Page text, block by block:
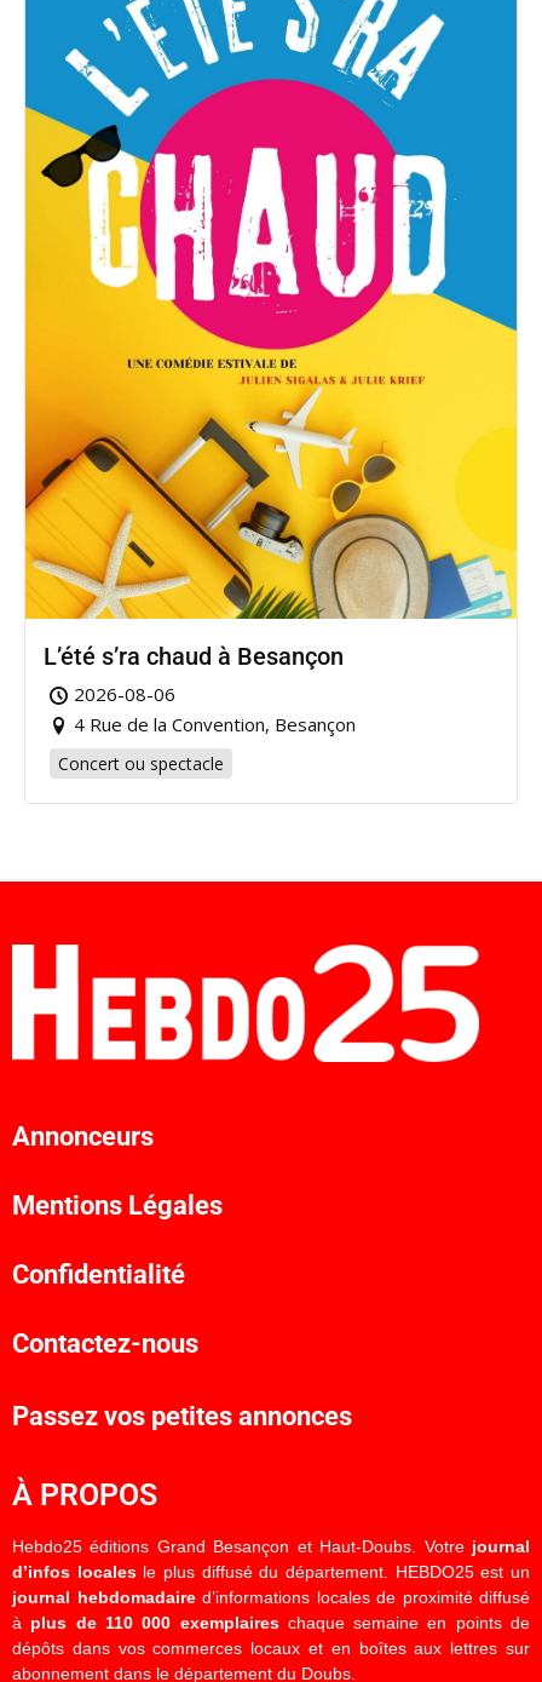
L’été s’ra chaud à Besançon
2026-08-06
4 Rue de la Convention, Besançon
Concert ou spectacle
Annonceurs
Mentions Légales
Confidentialité
Contactez-nous
Passez vos petites annonces
À PROPOS
Hebdo25 éditions Grand Besançon et Haut-Doubs. Votre journal
d’infos localesle plus diffusé du département. HEBDO25 est un
journal hebdomadaired’informations locales de proximité diffusé
à plus de 110 000 exemplaireschaque semaine en points de
dépôts dans vos commerces locaux et en boîtes aux lettres sur
abonnement dans le département du Doubs.